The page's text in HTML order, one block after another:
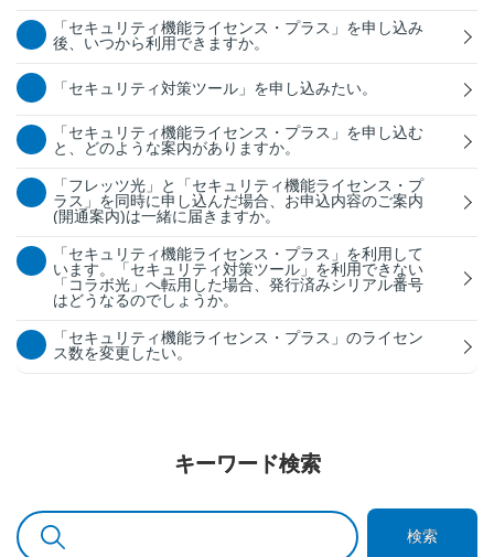
「セキュリティ機能ライセンス・プラス」を申し込み
後、いつから利用できますか。
「セキュリティ対策ツール」を申し込みたい。
「セキュリティ機能ライセンス・プラス」を申し込む
と、どのような案内がありますか。
「フレッツ光」と「セキュリティ機能ライセンス・プ
ラス」を同時に申し込んだ場合、お申込内容のご案内
(開通案内)は一緒に届きますか。
「セキュリティ機能ライセンス・プラス」を利用して
います。「セキュリティ対策ツール」を利用できない
「コラボ光」へ転用した場合、発行済みシリアル番号
はどうなるのでしょうか。
「セキュリティ機能ライセンス・プラス」のライセン
ス数を変更したい。
キーワード検索
検索